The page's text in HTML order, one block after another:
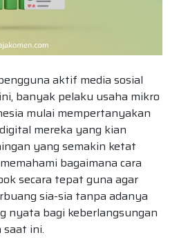
aktif media sosial
banyak pelaku usaha mikro
mulai mempertanyakan
mereka yang kian
yang semakin ketat
bagaimana cara
secara tepat guna agar
sia-sia tanpa adanya
nyata bagi keberlangsungan
saat ini.